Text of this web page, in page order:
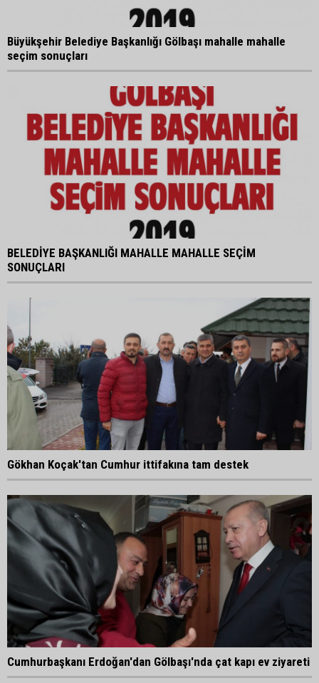
Büyükşehir Belediye Başkanlığı Gölbaşı mahalle mahalle
seçim sonuçları
BELEDİYE BAŞKANLIĞI MAHALLE MAHALLE SEÇİM
SONUÇLARI
Gökhan Koçak'tan Cumhur ittifakına tam destek
Cumhurbaşkanı Erdoğan'dan Gölbaşı'nda çat kapı ev ziyareti